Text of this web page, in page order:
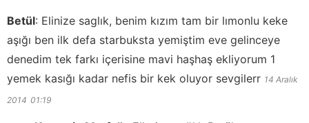
Betül: Elinize saglık, benim kızım tam bir lımonlu keke
aşığı ben ilk defa starbuksta yemiştim eve gelinceye
denedim tek farkı içerisine mavi haşhaş ekliyorum 1
yemek kasığı kadar nefis bir kek oluyor sevgilerr 14 Aralık
2014 01:19